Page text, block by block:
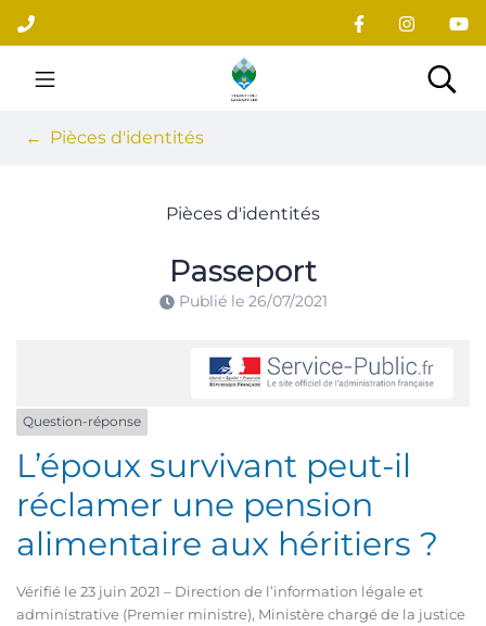
Aller
au
contenu
Site officiel du village
Pièces d'identités
Pièces d'identités
Passeport
Publié le 26/07/2021
Question-réponse
L’époux survivant peut-il
réclamer une pension
alimentaire aux héritiers ?
Vérifié le 23 juin 2021 – Direction de l’information légale et
administrative (Premier ministre), Ministère chargé de la justice